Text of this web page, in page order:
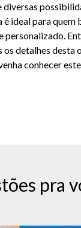
diversas
ideal para quem
personalizado.
os detalhes desta
conhecer
pra